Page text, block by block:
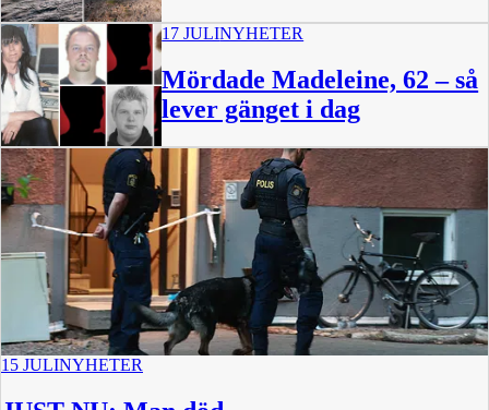
17 JULINYHETER
Mördade Madeleine, 62 – så
lever gänget i dag
15 JULINYHETER